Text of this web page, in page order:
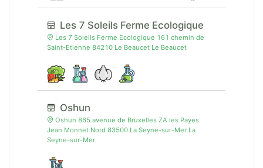
Les 7 Soleils Ferme Ecologique
Les 7 Soleils Ferme Ecologique 161 chemin de
Saint-Etienne 84210 Le Beaucet Le Beaucet
Oshun
Oshun 865 avenue de Bruxelles ZA les Payes
Jean Monnet Nord 83500 La Seyne-sur-Mer La
Seyne-sur-Mer